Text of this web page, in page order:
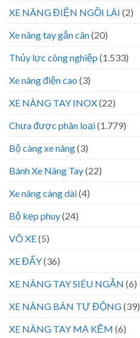
XE NÂNG ĐIỆN NGỒI LÁI (2)
Xe nâng tay gắn cân(20)
Thủy lực công nghiệp (1.533)
Xe nâng điện cao (3)
XE NÂNG TAY INOX(22)
Chưa được phân loại(1.779)
Bộ càng xe nâng(3)
Bánh Xe Nâng Tay(22)
Xe nâng càng dài(4)
Bộ kẹp phuy(24)
VÕ XE(5)
XE ĐẨY(36)
XE NÂNG TAY SIÊU NGẮN (6)
XE NÂNG BÁN TỰ ĐỘNG(39)
XE NÂNG TAY MẠ KẼM (6)